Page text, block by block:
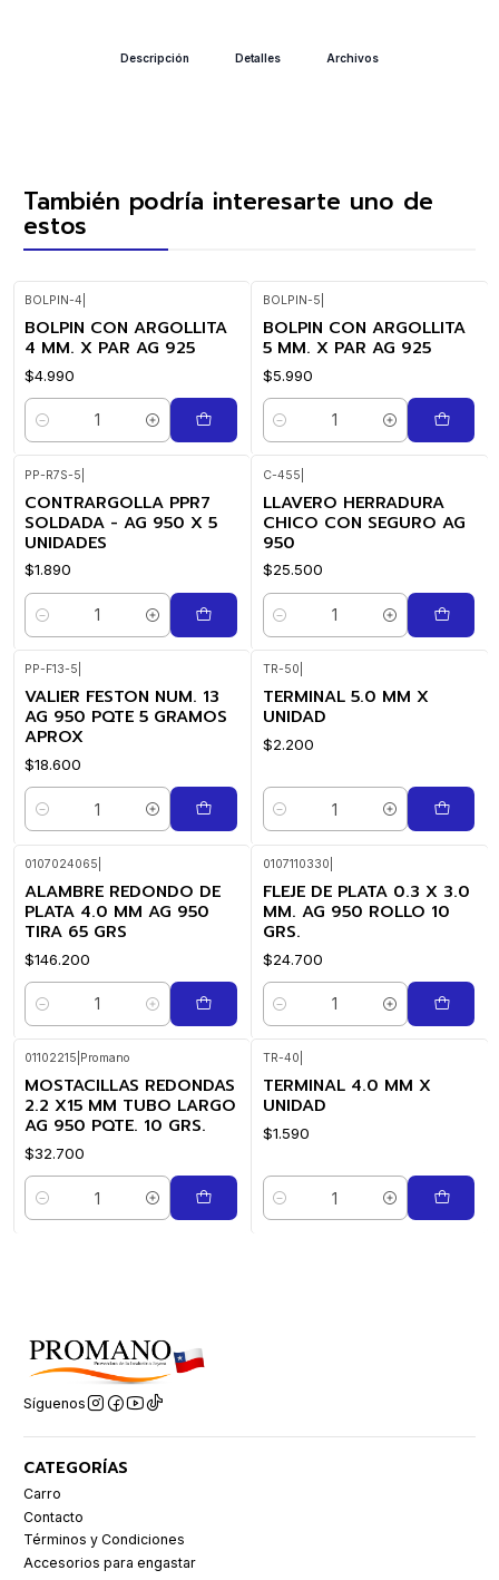
Descripción Detalles Archivos
También podría interesarte uno de
estos
BOLPIN-4
BOLPIN CON ARGOLLITA
4 MM. X PAR AG 925
$4.990
Cantidad
BOLPIN-5
BOLPIN CON ARGOLLITA
5 MM. X PAR AG 925
$5.990
Cantidad
PP-R7S-5
CONTRARGOLLA PPR7
SOLDADA - AG 950 X 5
UNIDADES
$1.890
Cantidad
C-455
LLAVERO HERRADURA
CHICO CON SEGURO AG
950
$25.500
Cantidad
PP-F13-5
VALIER FESTON NUM. 13
AG 950 PQTE 5 GRAMOS
APROX
$18.600
Cantidad
TR-50
TERMINAL 5.0 MM X
UNIDAD
$2.200
Cantidad
0107024065
ALAMBRE REDONDO DE
PLATA 4.0 MM AG 950
TIRA 65 GRS
$146.200
Cantidad
0107110330
FLEJE DE PLATA 0.3 X 3.0
MM. AG 950 ROLLO 10
GRS.
$24.700
Cantidad
01102215 Promano
MOSTACILLAS REDONDAS
2.2 X15 MM TUBO LARGO
AG 950 PQTE. 10 GRS.
$32.700
Cantidad
TR-40
TERMINAL 4.0 MM X
UNIDAD
$1.590
Cantidad
Síguenos
CATEGORÍAS
Carro
Contacto
Términos y Condiciones
Accesorios para engastar